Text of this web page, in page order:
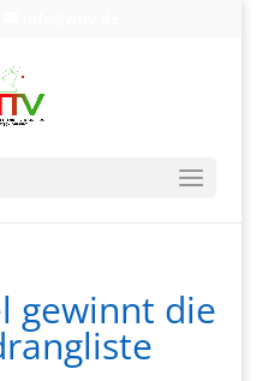
gewinnt die